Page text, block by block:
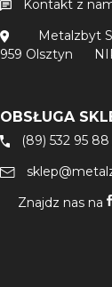
Kontakt z
Metalzbyt
959 Olsztyn
OBSŁUGA
(89) 532 95 88
Znajdz nas na